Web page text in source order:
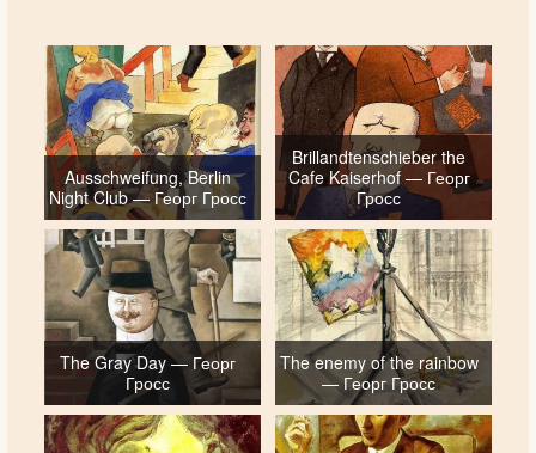
Ausschweifung, Berlin
Night Club — Георг Гросс
Brillandtenschieber the
Cafe Kaiserhof — Георг
Гросс
The Gray Day — Георг
Гросс
The enemy of the rainbow
— Георг Гросс